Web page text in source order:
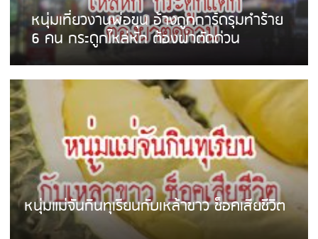
หนุ่มเที่ยวงานพ่อขุน อ้างถูกการ์ดรุมทำร้าย
6 คน กระดูกไหล่หัก ต้องผ่าตัดด่วน
หนุ่มแม่จันกินทุเรียนกับเหล้าขาว ช็อคเสียชีวิต